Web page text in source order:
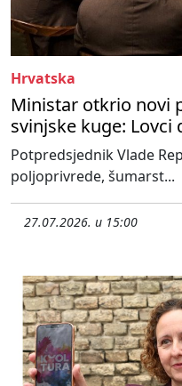
Hrvatska
Ministar otkrio novi
svinjske kuge: Lovci
Potpredsjednik Vlade
poljoprivrede, šumarst...
27.07.2026. u 15:00